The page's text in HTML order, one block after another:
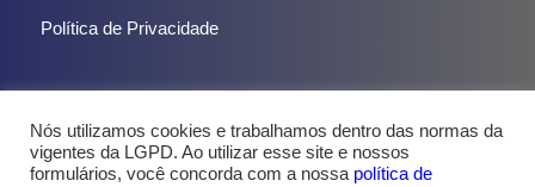
Política de Privacidade
Nós utilizamos cookies e trabalhamos dentro das normas da
vigentes da LGPD. Ao utilizar esse site e nossos
formulários, você concorda com a nossa política de